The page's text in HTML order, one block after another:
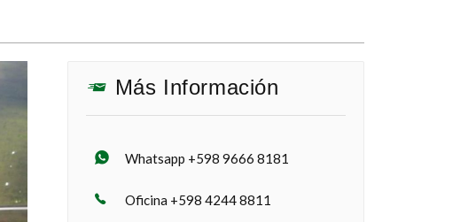
Más Información
Whatsapp +598 9666 8181
Oficina +598 4244 8811